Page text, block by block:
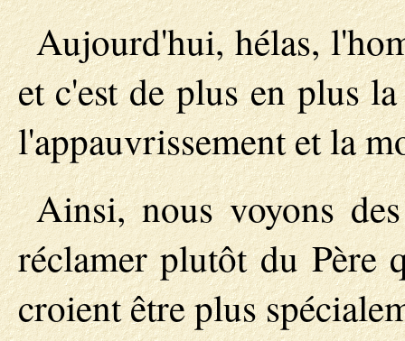
Aujourd'hui, hélas,
et c'est de plus en plus
l'appauvrissement et la
Ainsi, nous voyons
réclamer plutôt du Père
croient être plus